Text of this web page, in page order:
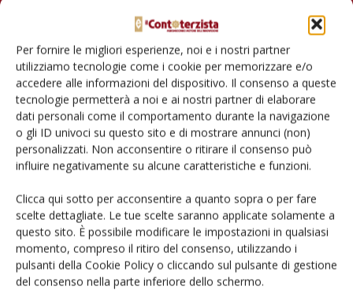
Per fornire le migliori esperienze, noi e i nostri partner
utilizziamo tecnologie come i cookie per memorizzare e/o
accedere alle informazioni del dispositivo. Il consenso a queste
tecnologie permetterà a noi e ai nostri partner di elaborare
dati personali come il comportamento durante la navigazione
o gli ID univoci su questo sito e di mostrare annunci (non)
personalizzati. Non acconsentire o ritirare il consenso può
influire negativamente su alcune caratteristiche e funzioni.
Clicca qui sotto per acconsentire a quanto sopra o per fare
scelte dettagliate. Le tue scelte saranno applicate solamente a
questo sito. È possibile modificare le impostazioni in qualsiasi
momento, compreso il ritiro del consenso, utilizzando i
pulsanti della Cookie Policy o cliccando sul pulsante di gestione
del consenso nella parte inferiore dello schermo.
Rimani aggiornato sul mondo
dell’agricoltura
Iscriviti alle nostre newsletter